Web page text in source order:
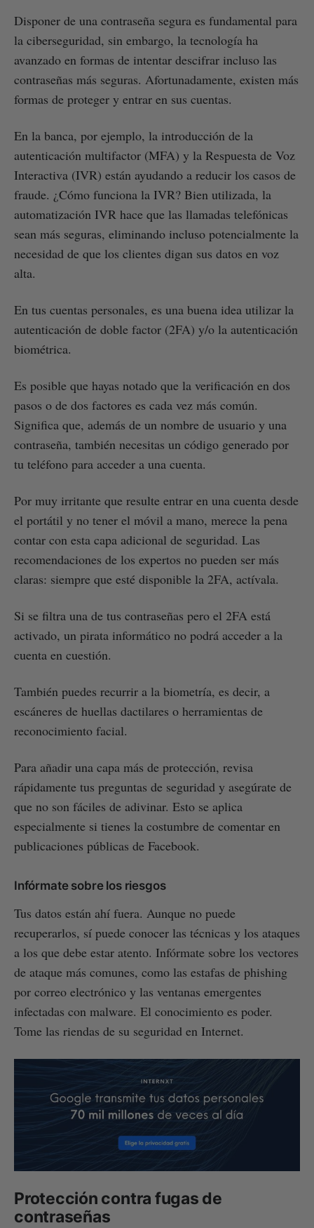
Disponer de una contraseña segura es fundamental para
la ciberseguridad, sin embargo, la tecnología ha
avanzado en formas de intentar descifrar incluso las
contraseñas más seguras. Afortunadamente, existen más
formas de proteger y entrar en sus cuentas.
En la banca, por ejemplo, la introducción de la
autenticación multifactor (MFA) y la Respuesta de Voz
Interactiva (IVR) están ayudando a reducir los casos de
fraude. ¿Cómo funciona la IVR? Bien utilizada, la
automatización IVR hace que las llamadas telefónicas
sean más seguras, eliminando incluso potencialmente la
necesidad de que los clientes digan sus datos en voz
alta.
En tus cuentas personales, es una buena idea utilizar la
autenticación de doble factor (2FA) y/o la autenticación
biométrica.
Es posible que hayas notado que la verificación en dos
pasos o de dos factores es cada vez más común.
Significa que, además de un nombre de usuario y una
contraseña, también necesitas un código generado por
tu teléfono para acceder a una cuenta.
Por muy irritante que resulte entrar en una cuenta desde
el portátil y no tener el móvil a mano, merece la pena
contar con esta capa adicional de seguridad. Las
recomendaciones de los expertos no pueden ser más
claras: siempre que esté disponible la 2FA, actívala.
Si se filtra una de tus contraseñas pero el 2FA está
activado, un pirata informático no podrá acceder a la
cuenta en cuestión.
También puedes recurrir a la biometría, es decir, a
escáneres de huellas dactilares o herramientas de
reconocimiento facial.
Para añadir una capa más de protección, revisa
rápidamente tus preguntas de seguridad y asegúrate de
que no son fáciles de adivinar. Esto se aplica
especialmente si tienes la costumbre de comentar en
publicaciones públicas de Facebook.
Infórmate sobre los riesgos
Tus datos están ahí fuera. Aunque no puede
recuperarlos, sí puede conocer las técnicas y los ataques
a los que debe estar atento. Infórmate sobre los vectores
de ataque más comunes, como las estafas de phishing
por correo electrónico y las ventanas emergentes
infectadas con malware. El conocimiento es poder.
Tome las riendas de su seguridad en Internet.
Protección contra fugas de
contraseñas